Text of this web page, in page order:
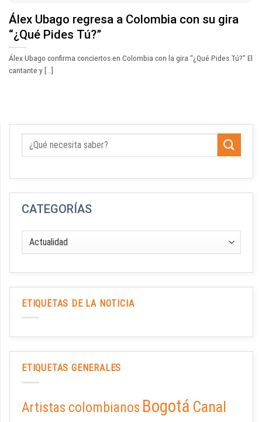
Álex Ubago regresa a Colombia con su gira
“¿Qué Pides Tú?”
Álex Ubago confirma conciertos en Colombia con la gira “¿Qué Pides Tú?” El
cantante y [...]
CATEGORÍAS
ETIQUETAS DE LA NOTICIA
ETIQUETAS GENERALES
Artistas colombianos Bogotá Canal